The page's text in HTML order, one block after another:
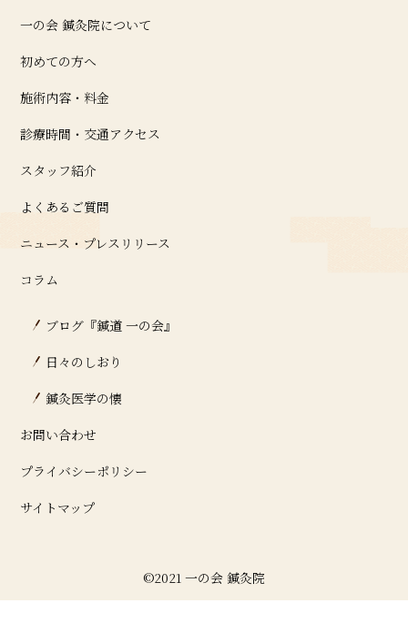
一の会 鍼灸院について
初めての方へ
施術内容・料金
診療時間・交通アクセス
スタッフ紹介
よくあるご質問
ニュース・プレスリリース
コラム
ブログ『鍼道 ⼀の会』
日々のしおり
鍼灸医学の懐
お問い合わせ
プライバシーポリシー
サイトマップ
©2021 一の会 鍼灸院